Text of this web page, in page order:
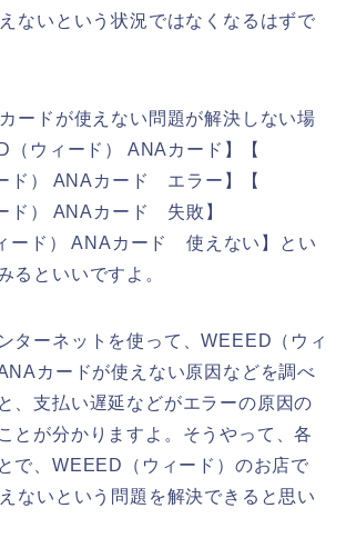
ないという状況ではなくなるはずで
ードが使えない問題が解決しない場
（ウィード） ANAカード】【
ド） ANAカード エラー】【
ド） ANAカード 失敗】
ード） ANAカード 使えない】とい
るといいですよ。
ターネットを使って、WEEED（ウィ
カードが使えない原因などを調べ
、支払い遅延などがエラーの原因の
とが分かりますよ。そうやって、各
で、WEEED（ウィード）のお店で
ないという問題を解決できると思い